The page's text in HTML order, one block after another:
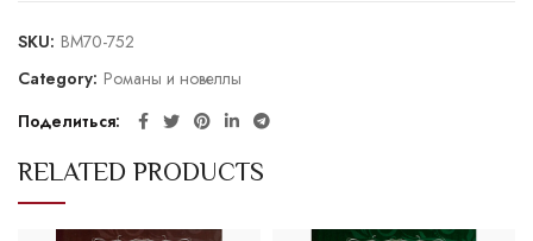
SKU: BM70-752
Category: Романы и новеллы
Поделиться
RELATED PRODUCTS